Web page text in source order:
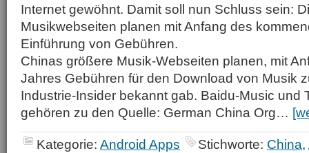
Internet gewöhnt. Damit soll nun Schluss sein:
Musikwebseiten planen mit Anfang des
Einführung von Gebühren.
Chinas größere Musik-Webseiten planen, mit
Jahres Gebühren für den Download von Musik
Industrie-Insider bekannt gab. Baidu-Music und
gehören zu den Quelle: German China Org…
Kategorie: Android Apps Stichworte: China,